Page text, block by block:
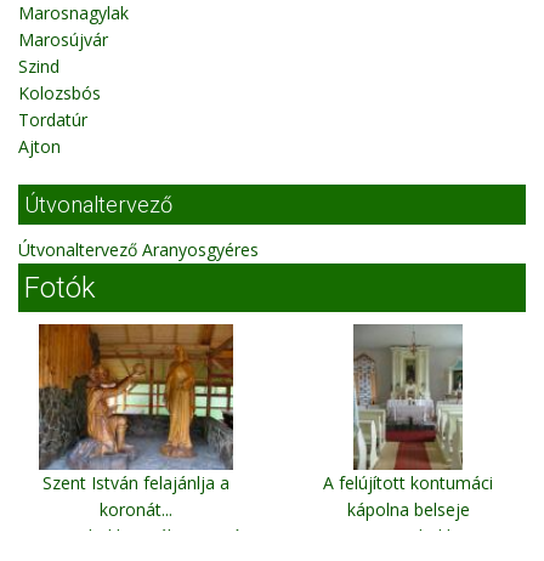
Marosnagylak
Marosújvár
Szind
Kolozsbós
Tordatúr
Ajton
Útvonaltervező
Útvonaltervező Aranyosgyéres
Fotók
Szent István felajánlja a
koronát...
Gyimesbükk, Deáky panzió
A felújított kontumáci
kápolna belseje
Gyimesbükk